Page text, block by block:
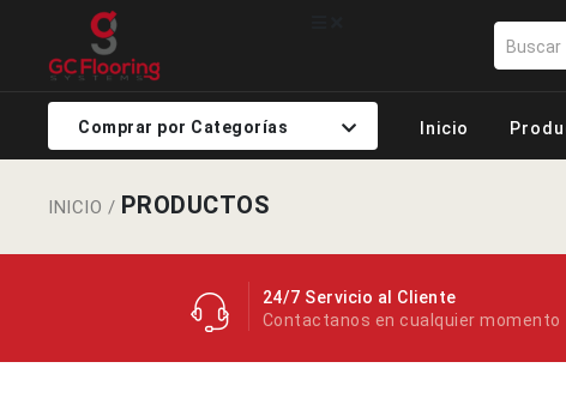
Comprar por Categorías Inicio
INICIO / PRODUCTOS
24/7 Servicio al Cliente
Contactanos en cualquier momento